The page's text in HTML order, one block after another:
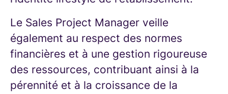
Le Sales Project Manager veille
également au respect des normes
financières et à une gestion rigoureuse
des ressources, contribuant ainsi à la
pérennité et à la croissance de la